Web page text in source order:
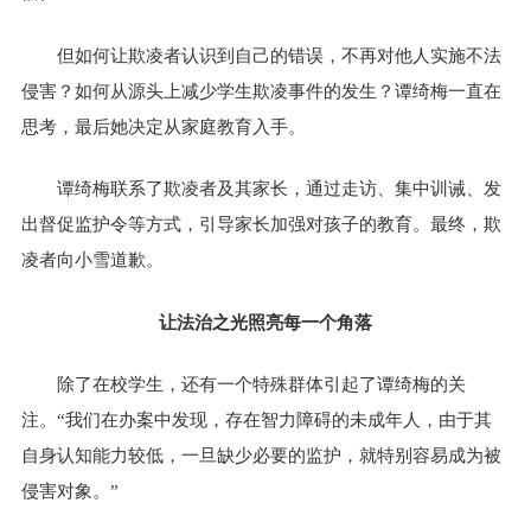
但如何让欺凌者认识到自己的错误，不再对他人实施不法
侵害？如何从源头上减少学生欺凌事件的发生？谭绮梅一直在
思考，最后她决定从家庭教育入手。
谭绮梅联系了欺凌者及其家长，通过走访、集中训诫、发
出督促监护令等方式，引导家长加强对孩子的教育。最终，欺
凌者向小雪道歉。
让法治之光照亮每一个角落
除了在校学生，还有一个特殊群体引起了谭绮梅的关
注。“我们在办案中发现，存在智力障碍的未成年人，由于其
自身认知能力较低，一旦缺少必要的监护，就特别容易成为被
侵害对象。”